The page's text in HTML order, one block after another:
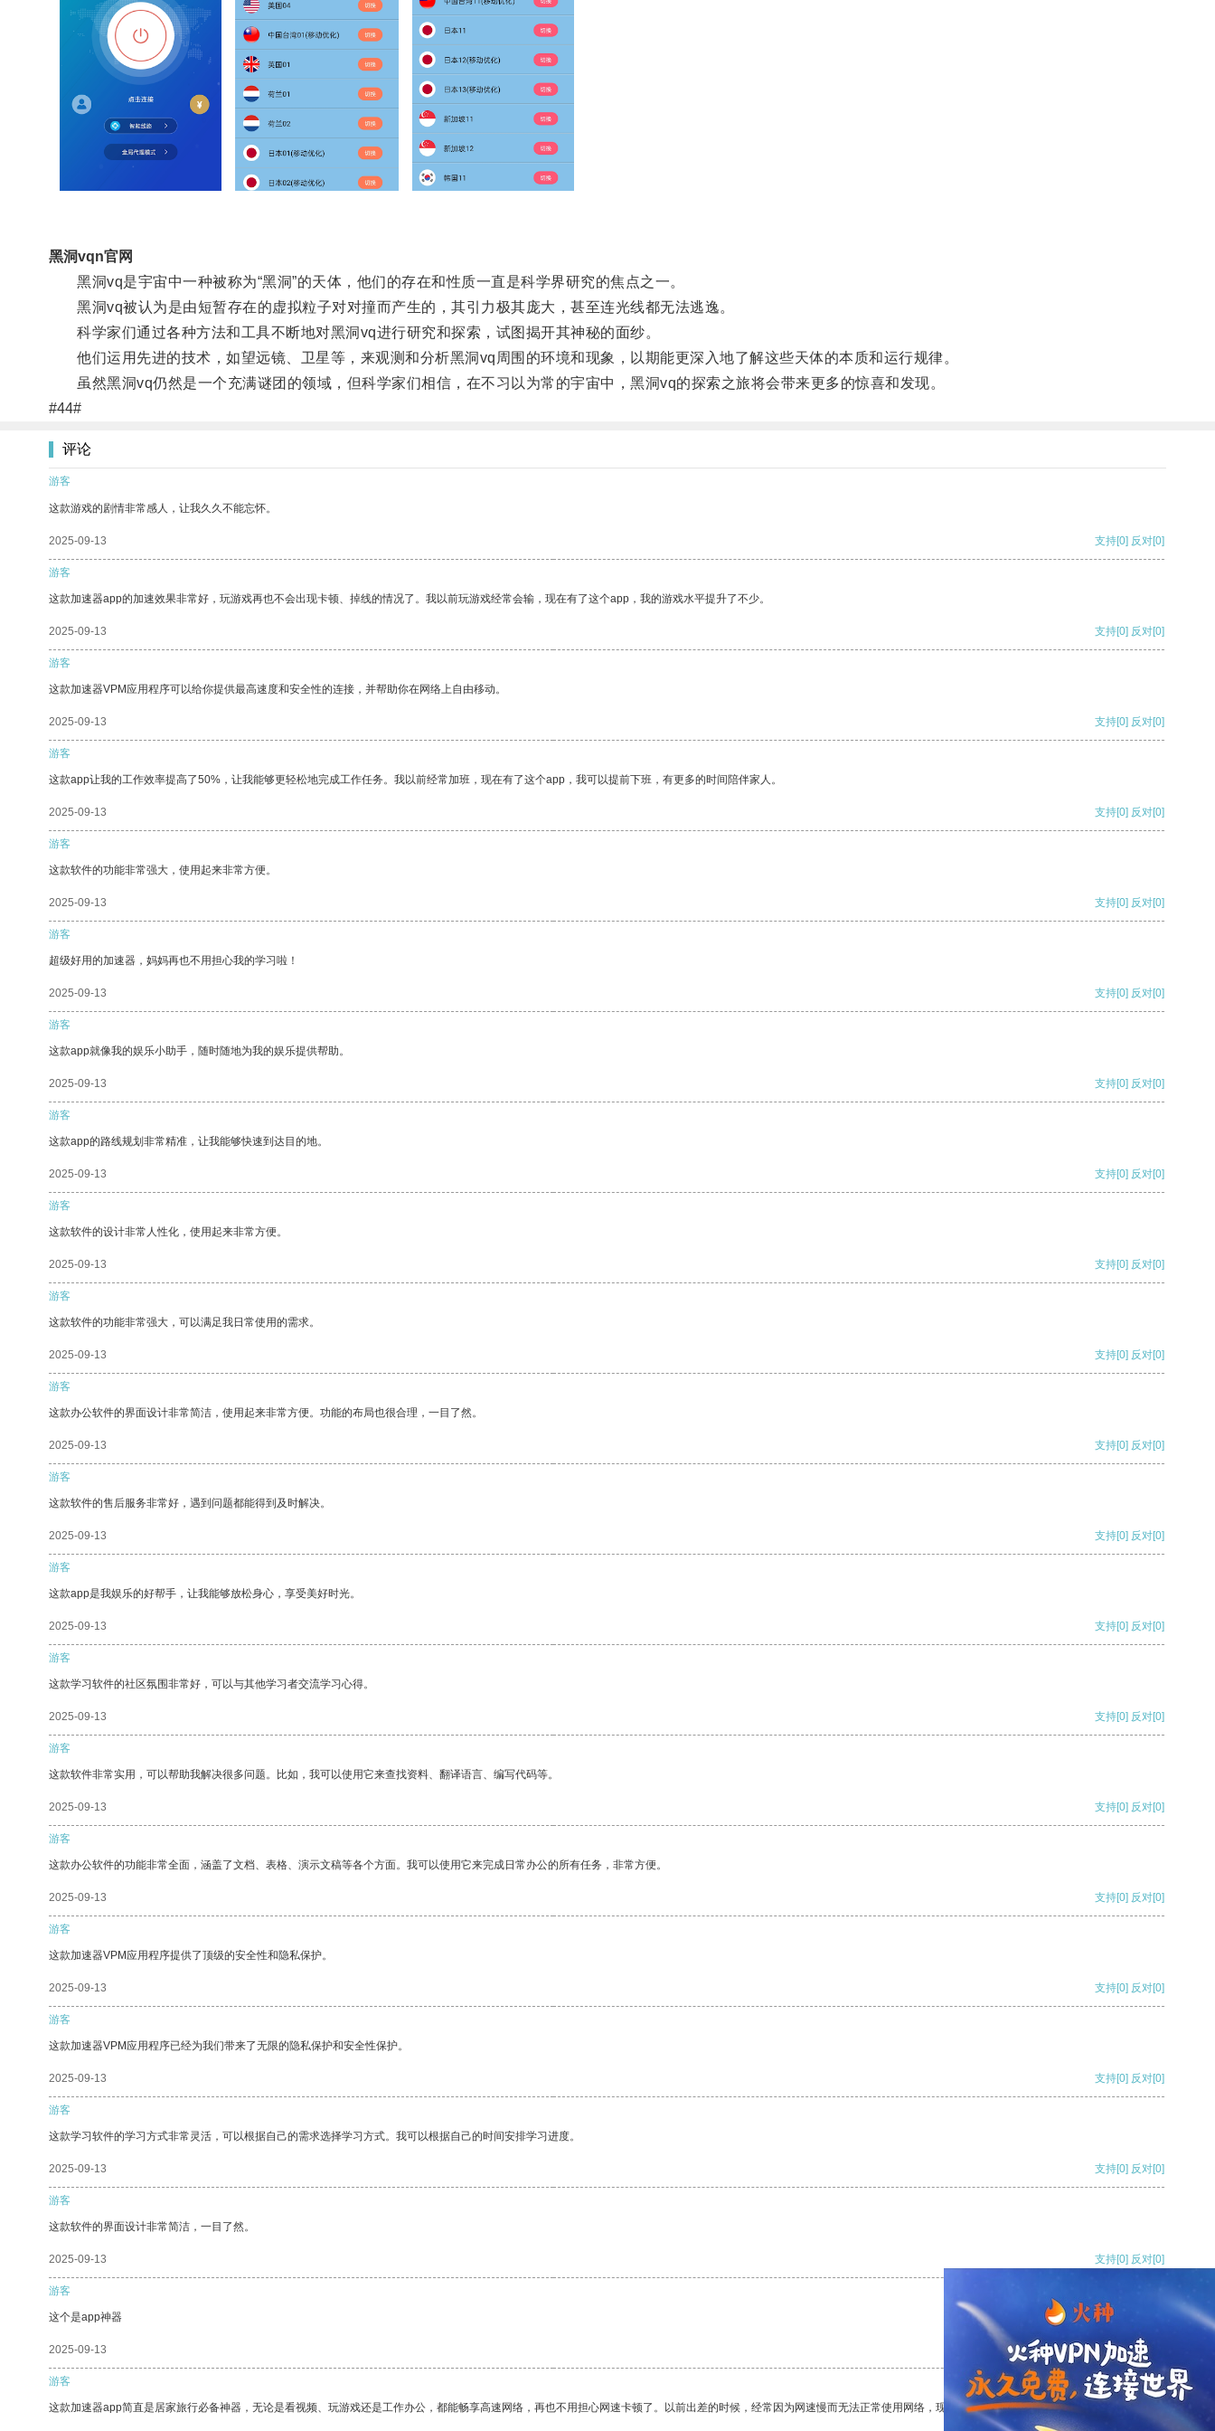
黑洞vqn官网
黑洞vq是宇宙中一种被称为“黑洞”的天体，他们的存在和性质一直是科学界研究的焦点之一。
黑洞vq被认为是由短暂存在的虚拟粒子对对撞而产生的，其引力极其庞大，甚至连光线都无法逃逸。
科学家们通过各种方法和工具不断地对黑洞vq进行研究和探索，试图揭开其神秘的面纱。
他们运用先进的技术，如望远镜、卫星等，来观测和分析黑洞vq周围的环境和现象，以期能更深入地了解这些天体的本质和运行规律。
虽然黑洞vq仍然是一个充满谜团的领域，但科学家们相信，在不习以为常的宇宙中，黑洞vq的探索之旅将会带来更多的惊喜和发现。
#44#
评论
游客
这款游戏的剧情非常感人，让我久久不能忘怀。
2025-09-13 支持[0] 反对[0]
游客
这款加速器app的加速效果非常好，玩游戏再也不会出现卡顿、掉线的情况了。我以前玩游戏经常会输，现在有了这个app，我的游戏水平提升了不少。
2025-09-13 支持[0] 反对[0]
游客
这款加速器VPM应用程序可以给你提供最高速度和安全性的连接，并帮助你在网络上自由移动。
2025-09-13 支持[0] 反对[0]
游客
这款app让我的工作效率提高了50%，让我能够更轻松地完成工作任务。我以前经常加班，现在有了这个app，我可以提前下班，有更多的时间陪伴家人。
2025-09-13 支持[0] 反对[0]
游客
这款软件的功能非常强大，使用起来非常方便。
2025-09-13 支持[0] 反对[0]
游客
超级好用的加速器，妈妈再也不用担心我的学习啦！
2025-09-13 支持[0] 反对[0]
游客
这款app就像我的娱乐小助手，随时随地为我的娱乐提供帮助。
2025-09-13 支持[0] 反对[0]
游客
这款app的路线规划非常精准，让我能够快速到达目的地。
2025-09-13 支持[0] 反对[0]
游客
这款软件的设计非常人性化，使用起来非常方便。
2025-09-13 支持[0] 反对[0]
游客
这款软件的功能非常强大，可以满足我日常使用的需求。
2025-09-13 支持[0] 反对[0]
游客
这款办公软件的界面设计非常简洁，使用起来非常方便。功能的布局也很合理，一目了然。
2025-09-13 支持[0] 反对[0]
游客
这款软件的售后服务非常好，遇到问题都能得到及时解决。
2025-09-13 支持[0] 反对[0]
游客
这款app是我娱乐的好帮手，让我能够放松身心，享受美好时光。
2025-09-13 支持[0] 反对[0]
游客
这款学习软件的社区氛围非常好，可以与其他学习者交流学习心得。
2025-09-13 支持[0] 反对[0]
游客
这款软件非常实用，可以帮助我解决很多问题。比如，我可以使用它来查找资料、翻译语言、编写代码等。
2025-09-13 支持[0] 反对[0]
游客
这款办公软件的功能非常全面，涵盖了文档、表格、演示文稿等各个方面。我可以使用它来完成日常办公的所有任务，非常方便。
2025-09-13 支持[0] 反对[0]
游客
这款加速器VPM应用程序提供了顶级的安全性和隐私保护。
2025-09-13 支持[0] 反对[0]
游客
这款加速器VPM应用程序已经为我们带来了无限的隐私保护和安全性保护。
2025-09-13 支持[0] 反对[0]
游客
这款学习软件的学习方式非常灵活，可以根据自己的需求选择学习方式。我可以根据自己的时间安排学习进度。
2025-09-13 支持[0] 反对[0]
游客
这款软件的界面设计非常简洁，一目了然。
2025-09-13 支持[0] 反对[0]
游客
这个是app神器
2025-09-13 支持[0] 反对
游客
这款加速器app简直是居家旅行必备神器，无论是看视频、玩游戏还是工作办公，都能畅享高速网络，再也不用担心网速卡顿了。以前出差的时候，经常因为网速慢而无法正常使用网络，现在有了这个app，我再也不用担心了。